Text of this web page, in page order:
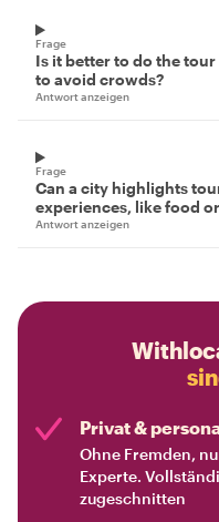
Frage
Is it better to do the
to avoid crowds?
Antwort anzeigen
Frage
Can a city highlights
experiences, like food
Antwort anzeigen
Privat &
Ohne Fremden,
Experte.
zugeschnitten